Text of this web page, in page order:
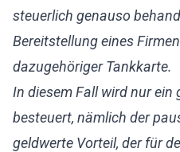
steuerlich genauso
Bereitstellung eines
dazugehöriger Tankkarte.
In diesem Fall wird nur ein
besteuert, nämlich der
geldwerte Vorteil, der für